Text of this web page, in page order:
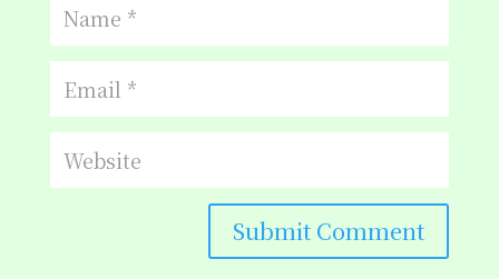
Submit Comment